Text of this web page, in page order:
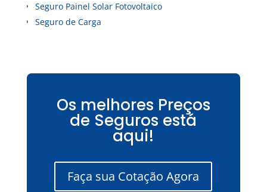
Seguro Painel Solar Fotovoltaico
Seguro de Carga
Os melhores Preços
de Seguros está
aqui!
Faça sua Cotação Agora